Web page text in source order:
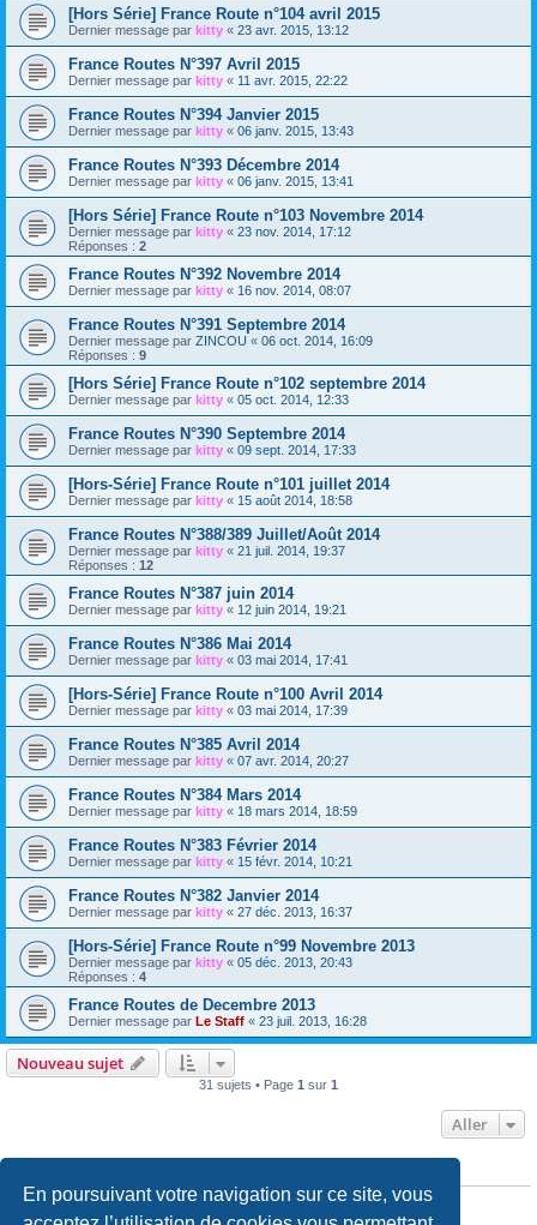
En poursuivant votre navigation sur ce site, vous
[Hors Série] France Route n°104 avril 2015
Dernier message par kitty « 23 avr. 2015, 13:12
France Routes N°397 Avril 2015
Dernier message par kitty « 11 avr. 2015, 22:22
France Routes N°394 Janvier 2015
Dernier message par kitty « 06 janv. 2015, 13:43
France Routes N°393 Décembre 2014
Dernier message par kitty « 06 janv. 2015, 13:41
[Hors Série] France Route n°103 Novembre 2014
Dernier message par kitty « 23 nov. 2014, 17:12
Réponses : 2
France Routes N°392 Novembre 2014
Dernier message par kitty « 16 nov. 2014, 08:07
France Routes N°391 Septembre 2014
Dernier message par ZINCOU « 06 oct. 2014, 16:09
Réponses : 9
[Hors Série] France Route n°102 septembre 2014
Dernier message par kitty « 05 oct. 2014, 12:33
France Routes N°390 Septembre 2014
Dernier message par kitty « 09 sept. 2014, 17:33
[Hors-Série] France Route n°101 juillet 2014
Dernier message par kitty « 15 août 2014, 18:58
France Routes N°388/389 Juillet/Août 2014
Dernier message par kitty « 21 juil. 2014, 19:37
Réponses : 12
France Routes N°387 juin 2014
Dernier message par kitty « 12 juin 2014, 19:21
France Routes N°386 Mai 2014
Dernier message par kitty « 03 mai 2014, 17:41
[Hors-Série] France Route n°100 Avril 2014
Dernier message par kitty « 03 mai 2014, 17:39
France Routes N°385 Avril 2014
Dernier message par kitty « 07 avr. 2014, 20:27
France Routes N°384 Mars 2014
Dernier message par kitty « 18 mars 2014, 18:59
France Routes N°383 Février 2014
Dernier message par kitty « 15 févr. 2014, 10:21
France Routes N°382 Janvier 2014
Dernier message par kitty « 27 déc. 2013, 16:37
[Hors-Série] France Route n°99 Novembre 2013
Dernier message par kitty « 05 déc. 2013, 20:43
Réponses : 4
France Routes de Decembre 2013
Dernier message par Le Staff « 23 juil. 2013, 16:28
Nouveau sujet
31 sujets • Page 1 sur 1
Aller
Vousne pouvez paspublier de nouveaux sujets dans ce forum
ne pouvez pasrépondre aux sujets dans ce forum